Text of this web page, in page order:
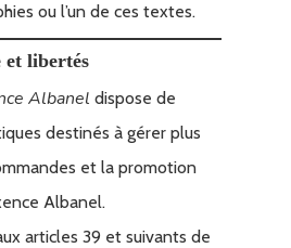
ou l’un de ces textes.
libertés
Albanel dispose de
destinés à gérer plus
et la promotion
Albanel.
articles 39 et suivants de